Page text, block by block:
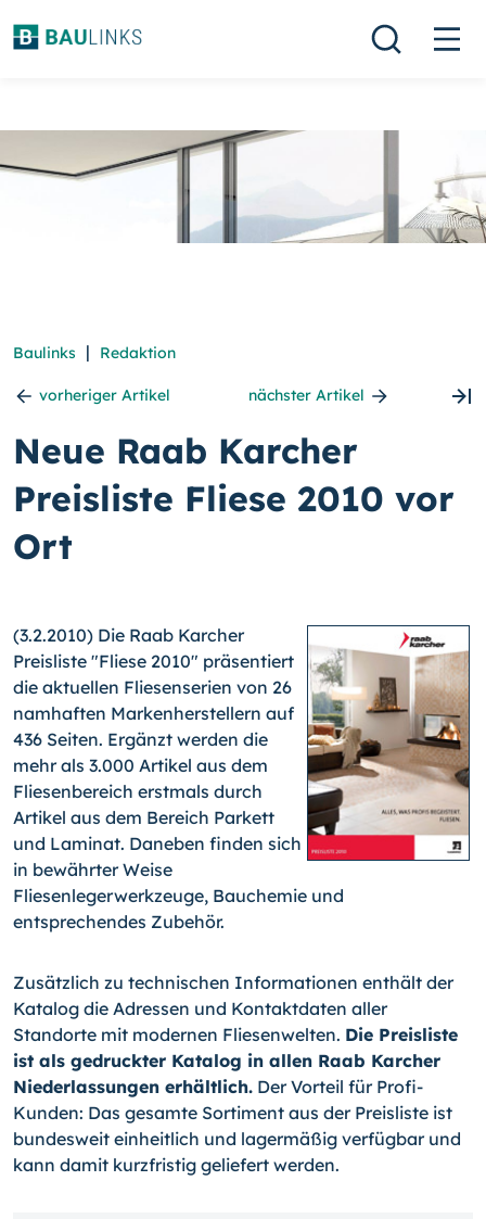
Baulinks | Redaktion
vorheriger Artikel nächster Artikel
Neue Raab Karcher
Preisliste Fliese 2010 vor
Ort
(3.2.2010) Die Raab Karcher
Preisliste "Fliese 2010" präsentiert
die aktuellen Fliesenserien von 26
namhaften Markenher­stel­lern auf
436 Seiten. Ergänzt werden die
mehr als 3.000 Artikel aus dem
Fliesenbereich erstmals durch
Artikel aus dem Bereich Parkett
und Laminat. Daneben finden sich
in bewährter Weise
Fliesenlegerwerkzeuge, Bauchemie und
entsprechendes Zubehör.
Zusätzlich zu technischen Informationen enthält der
Katalog die Adressen und Kontaktdaten aller
Standorte mit modernen Fliesenwelten. Die Preisliste
ist als gedruckter Katalog in allen Raab Karcher
Niederlassungen erhältlich. Der Vorteil für Profi-
Kunden: Das gesamte Sortiment aus der Preisliste ist
bundesweit einheitlich und lagermäßig verfügbar und
kann damit kurzfristig geliefert werden.